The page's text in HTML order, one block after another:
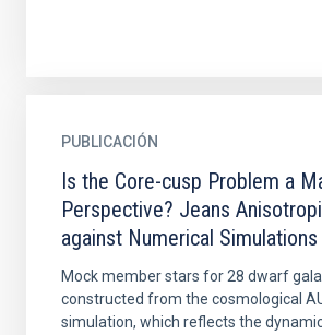
PUBLICACIÓN
Is the Core-cusp Problem a
Perspective? Jeans
against Numerical Simulations
Mock member stars for 28 dwarf
constructed from the cosmological
simulation, which reflects the